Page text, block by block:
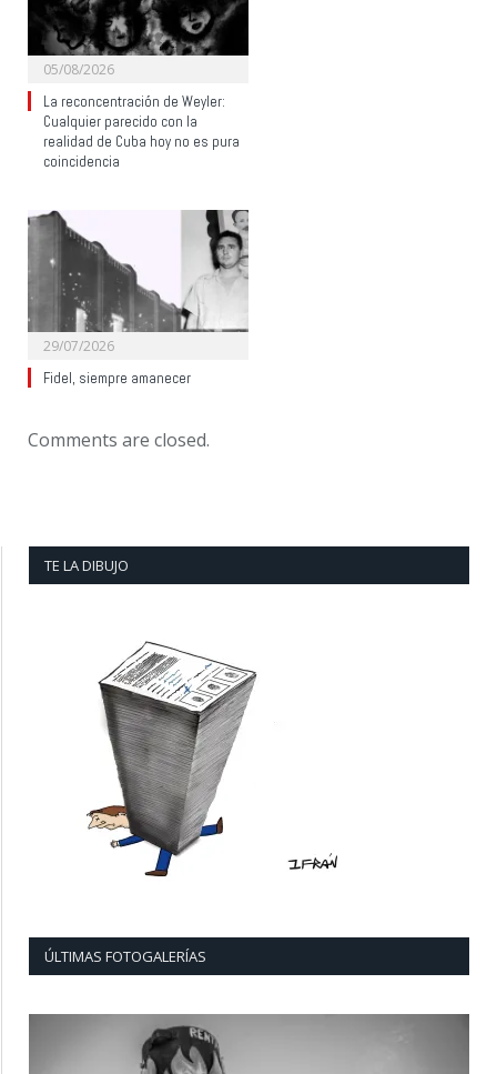
05/08/2026
La reconcentración de Weyler:
Cualquier parecido con la
realidad de Cuba hoy no es pura
coincidencia
29/07/2026
Fidel, siempre amanecer
Comments are closed.
TE LA DIBUJO
ÚLTIMAS FOTOGALERÍAS